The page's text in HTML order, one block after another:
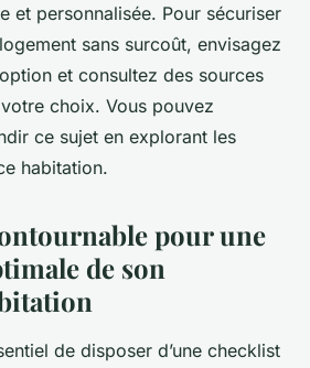
et personnalisée. Pour sécuriser
sans surcoût, envisagez
et consultez des sources
choix. Vous pouvez
ce sujet en explorant les
habitation.
pour une
de son
de disposer d’une checklist